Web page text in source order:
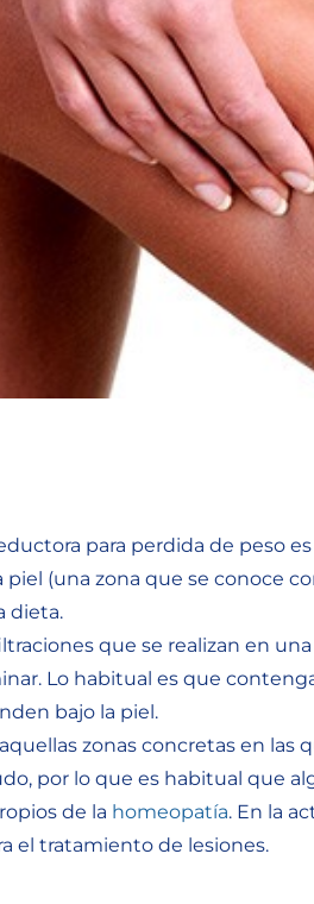
para perdida de peso
piel (una zona que se conoce
dieta.
que se realizan en
Lo habitual es que
bajo la piel.
zonas concretas en las
por lo que es habitual que
de la homeopatía. En la
el tratamiento de lesiones.